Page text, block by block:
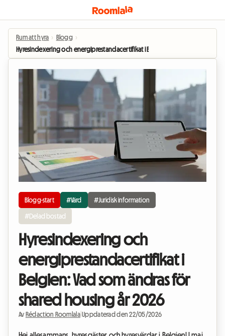
Rum att hyra › Blogg ›
Hyresindexering och energiprestandacertifikat i Belgien: Vad som ändras för
Blogg-start #Värd #Juridisk information
#Delad bostad
Hyresindexering och
energiprestandacertifikat i
Belgien: Vad som ändras för
shared housing år 2026
Av Rédaction Roomlala|Uppdaterad den 22/05/2026